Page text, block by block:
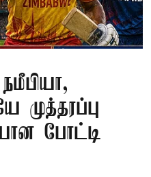
முத்தரப்பு
போட்டி